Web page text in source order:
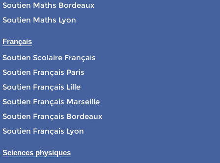
Soutien Maths Bordeaux
Soutien Maths Lyon
Français
Soutien Scolaire Français
Soutien Français Paris
Soutien Français Lille
Soutien Français Marseille
Soutien Français Bordeaux
Soutien Français Lyon
Sciences physiques